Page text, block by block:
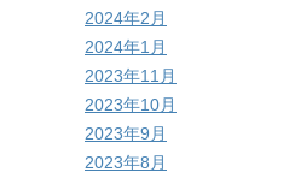
2024年2月
2024年1月
2023年11月
2023年10月
2023年9月
2023年8月